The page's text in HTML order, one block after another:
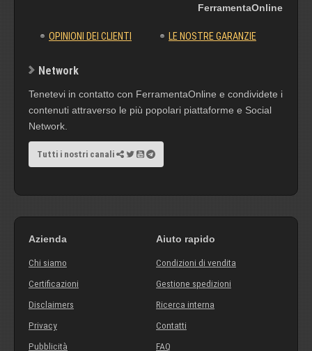
FerramentaOnline
OPINIONI DEI CLIENTI LE NOSTRE GARANZIE
Network
Tenetevi in contatto con FerramentaOnline e condividete i
contenuti attraverso le più popolari piattaforme e Social
Network.
Tutti i nostri canali
Azienda
Chi siamo
Certificazioni
Disclaimers
Privacy
Pubblicità
Aiuto rapido
Condizioni di vendita
Gestione spedizioni
Ricerca interna
Contatti
FAQ